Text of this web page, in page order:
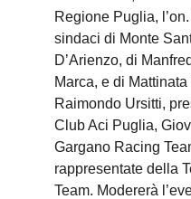
Regione Puglia,
sindaci di Monte
D’Arienzo, di
Marca, e di
Raimondo Ursitti,
Club Aci Puglia,
Gargano Racing
rappresentate della
Team. Modererà